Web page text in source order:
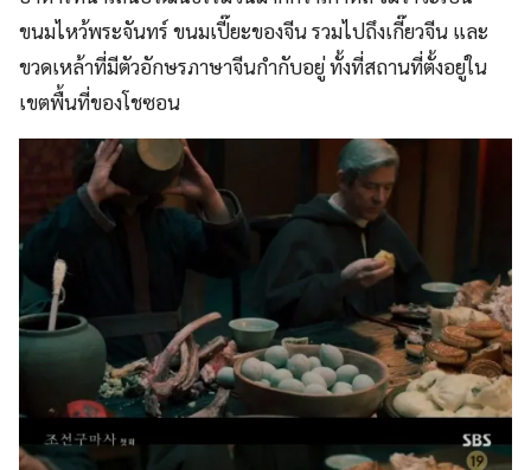
ขนมไหว้พระจันทร์ ขนมเปี๊ยะของจีน รวมไปถึงเกี๊ยวจีน และ
ขวดเหล้าที่มีตัวอักษรภาษาจีนกำกับอยู่ ทั้งที่สถานที่ตั้งอยู่ใน
เขตพื้นที่ของโชซอน